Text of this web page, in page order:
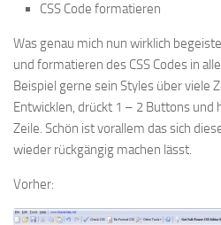
CSS Code formatieren
Was genau mich nun wirklich
und formatieren des CSS Codes in
Beispiel gerne sein Styles über viele
Entwicklen, drückt 1 – 2 Buttons und
Zeile. Schön ist vorallem das sich
wieder rückgängig machen lässt.
Vorher: